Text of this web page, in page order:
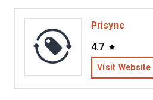
Prisync
4.7
Visit Website